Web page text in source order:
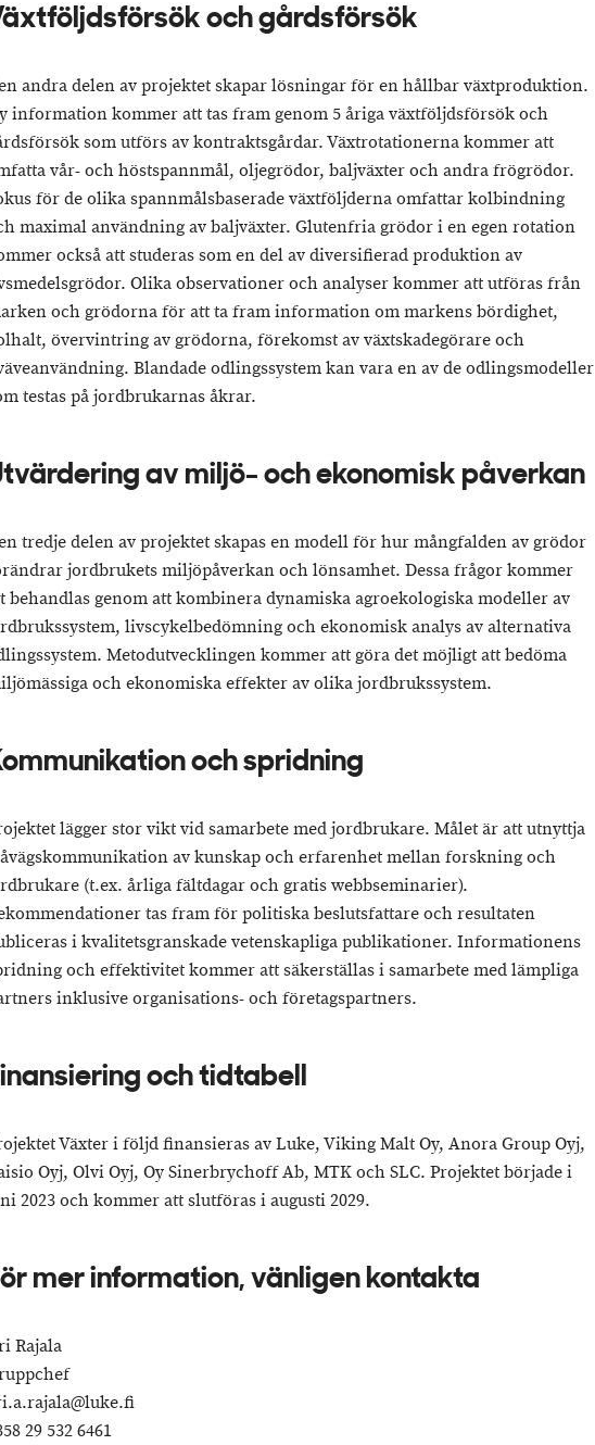
och gårdsförsök
andra delen av projektet skapar lösningar för en hållbar växtproduktion.
information kommer att tas fram genom 5 åriga växtföljdsförsök och
som utförs av kontraktsgårdar. Växtrotationerna kommer att
vår- och höstspannmål, oljegrödor, baljväxter och andra frögrödor.
för de olika spannmålsbaserade växtföljderna omfattar kolbindning
maximal användning av baljväxter. Glutenfria grödor i en egen rotation
också att studeras som en del av diversifierad produktion av
Olika observationer och analyser kommer att utföras från
och grödorna för att ta fram information om markens bördighet,
övervintring av grödorna, förekomst av växtskadegörare och
Blandade odlingssystem kan vara en av de odlingsmodeller
testas på jordbrukarnas åkrar.
av miljö- och ekonomisk påverkan
tredje delen av projektet skapas en modell för hur mångfalden av grödor
jordbrukets miljöpåverkan och lönsamhet. Dessa frågor kommer
behandlas genom att kombinera dynamiska agroekologiska modeller av
livscykelbedömning och ekonomisk analys av alternativa
Metodutvecklingen kommer att göra det möjligt att bedöma
och ekonomiska effekter av olika jordbrukssystem.
och spridning
lägger stor vikt vid samarbete med jordbrukare. Målet är att utnyttja
av kunskap och erfarenhet mellan forskning och
(t.ex. årliga fältdagar och gratis webbseminarier).
tas fram för politiska beslutsfattare och resultaten
i kvalitetsgranskade vetenskapliga publikationer. Informationens
och effektivitet kommer att säkerställas i samarbete med lämpliga
inklusive organisations- och företagspartners.
och tidtabell
Växter i följd finansieras av Luke, Viking Malt Oy, Anora Group Oyj,
Oyj, Olvi Oyj, Oy Sinerbrychoff Ab, MTK och SLC. Projektet började i
2023 och kommer att slutföras i augusti 2029.
mer information, vänligen kontakta
Rajala
29 532 6461